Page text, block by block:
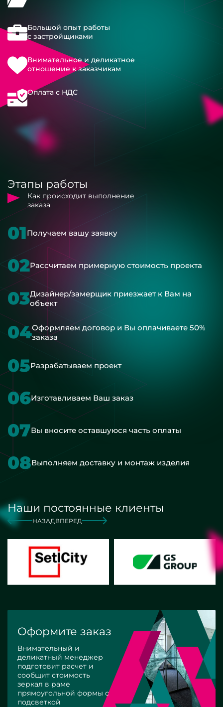
Большой опыт работы
с застройщиками
Внимательное и деликатное
отношение к заказчикам
Оплата с НДС
Этапы работы
Как происходит выполнение
заказа
01Получаем вашу заявку
02Рассчитаем примерную стоимость проекта
03Дизайнер/замерщик приезжает к Вам на
объект
04Оформляем договор и Вы оплачиваете 50%
заказа
05Разрабатываем проект
06Изготавливаем Ваш заказ
07Вы вносите оставшуюся часть оплаты
08Выполняем доставку и монтаж изделия
Наши постоянные клиенты
НАЗАД ВПЕРЕД
Оформите заказ
Внимательный и
деликатный менеджер
подготовит расчет и
сообщит стоимость
зеркал в раме
прямоугольной формы с
подсветкой